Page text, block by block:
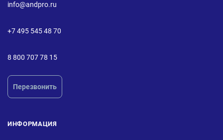
info@andpro.ru
+7 495 545 48 70
8 800 707 78 15
Перезвонить
ИНФОРМАЦИЯ